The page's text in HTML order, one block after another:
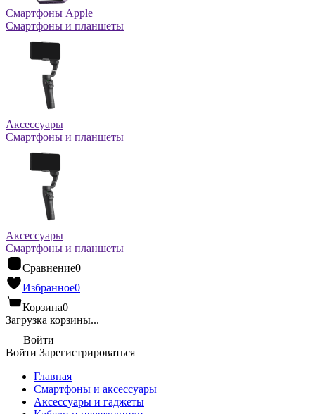
Смартфоны Apple
Смартфоны и планшеты
Аксессуары
Смартфоны и планшеты
Аксессуары
Смартфоны и планшеты
Сравнение0
Избранное0
Корзина0
Загрузка корзины...
Войти
Войти Зарегистрироваться
Главная
Смартфоны и аксессуары
Аксессуары и гаджеты